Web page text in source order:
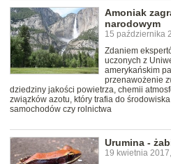
Amoniak
narodowym
15 października
Zdaniem
uczonych z
amerykańskim
przenawożenie
dziedziny jakości powietrza, chemii
związków azotu, który trafia do
samochodów czy rolnictwa
Urumina -
19 kwietnia